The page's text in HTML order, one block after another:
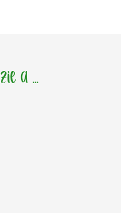
a ...